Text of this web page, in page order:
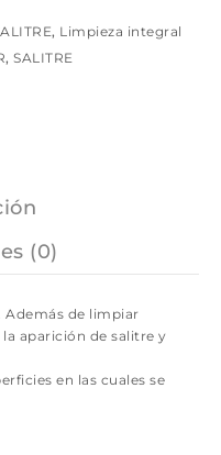
, Limpieza integral
, SALITRE
(0)
de limpiar
aparición de salitre y
en las cuales se